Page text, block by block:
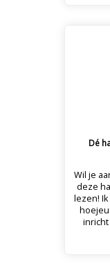
Dé
Wil je
deze
lezen!